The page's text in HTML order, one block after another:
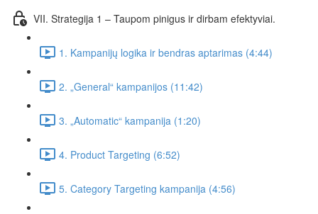
VII. Strategija 1 – Taupom pinigus ir dirbam efektyviai.
1. Kampanijų logika ir bendras aptarimas (4:44)
2. „General“ kampanijos (11:42)
3. „Automatic“ kampanija (1:20)
4. Product Targeting (6:52)
5. Category Targeting kampanija (4:56)